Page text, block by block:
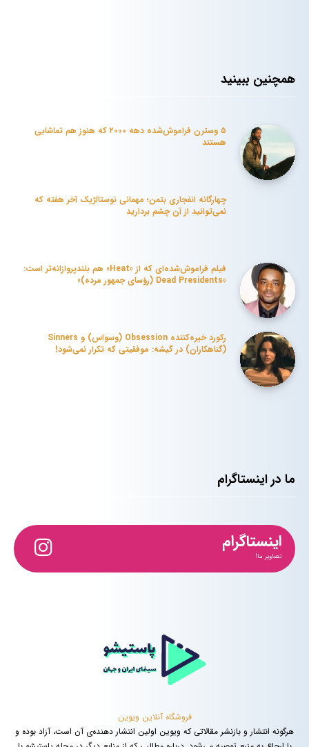
همچنین ببینید
۵ وسترن فراموش‌شده دهه ۲۰۰۰ که هنوز هم تماشایی
هستند
چهارگانه انفجاری بتمن؛ مهمانی نوستالژیک آخر هفته که
نمی‌توانید از آن چشم بردارید
فیلم فراموش‌شده‌ای که از «Heat» هم بلندپروازانه‌تر است:
«Dead Presidents (رؤسای جمهور مرده)»
رکورد خیره‌کننده Obsession (وسواس) و Sinners
(گناهکاران) در گیشه: موفقیتی که تکرار نمی‌شود!
ما در اینستاگرام
اینستاگرام
تصاویر ما!
فروشگاه آنلاین ویوین
هرگونه انتشار و بازنشر مقالاتی که ویوین اولین انتشار دهنده‌ی آن است، آزاد بوده و